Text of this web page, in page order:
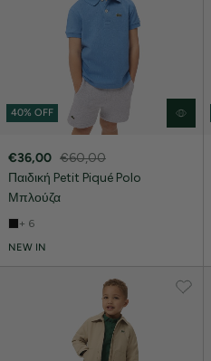
40% OFF
€36,00 €60,00
Παιδική Petit Piqué Polo
Μπλούζα
+ 6
NEW IN